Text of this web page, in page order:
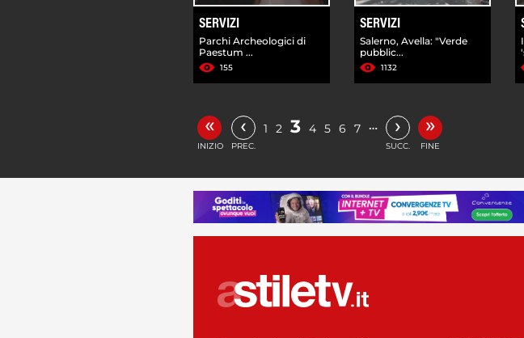
SERVIZI
Parchi Archeologici di
Paestum ...
155
SERVIZI
Salerno, Avella: "Verde
pubblic...
1132
«
INIZIO
‹
PREC.
1 2 3 4 5 6 7 … ›
SUCC.
»
FINE